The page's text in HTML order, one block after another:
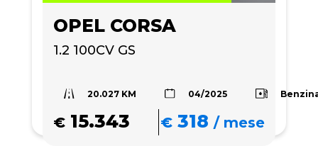
OPEL CORSA
1.2 100CV GS
20.027 KM 04/2025
€ 15.343 € 318 /mese